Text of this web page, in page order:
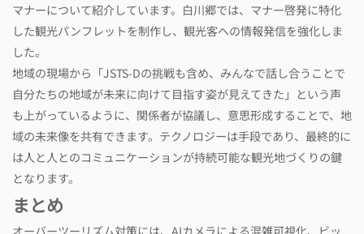
マナーについて紹介しています。白川郷では、マナー啓発に特化
した観光パンフレットを制作し、観光客への情報発信を強化しま
した。
地域の現場から「JSTS-Dの挑戦も含め、みんなで話し合うことで
自分たちの地域が未来に向けて目指す姿が見えてきた」という声
も上がっているように、関係者が協議し、意思形成することで、地
域の未来像を共有できます。テクノロジーは手段であり、最終的に
は人と人とのコミュニケーションが持続可能な観光地づくりの鍵
となります。
まとめ
オーバーツーリズム対策には、AIカメラによる混雑可視化、ビッ